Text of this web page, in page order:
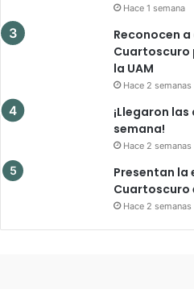
Hace 1 semana
Reconocen
Cuartoscuro
la UAM
Hace 2 semanas
¡Llegaron
semana!
Hace 2 semanas
Presentan la
Cuartoscuro
Hace 2 semanas